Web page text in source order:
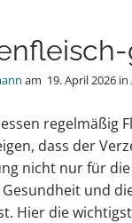
am 19. April 2026 in
regelmäßig
dass der
nicht nur für
und
Hier die